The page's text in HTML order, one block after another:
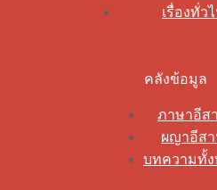
เรื่องทั่ว
คลังข้อมูล
ภาษาอีส
ผญาอีส
บทความทั้